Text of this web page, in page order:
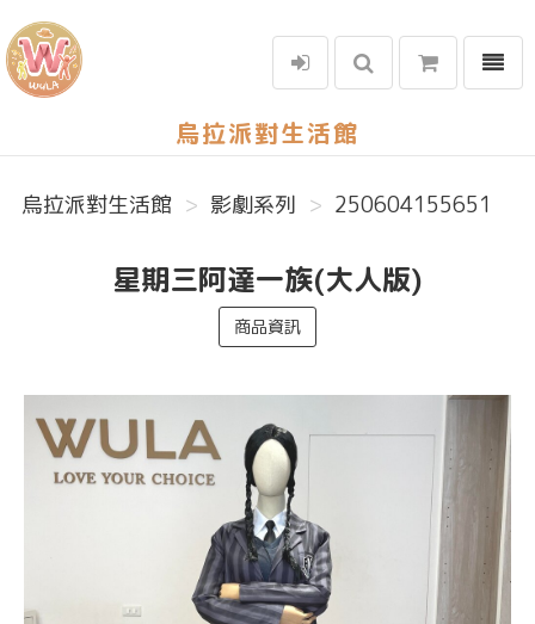
烏拉派對生活館
選單
烏拉派對生活館 影劇系列 250604155651
星期三阿達一族(大人版)
商品資訊